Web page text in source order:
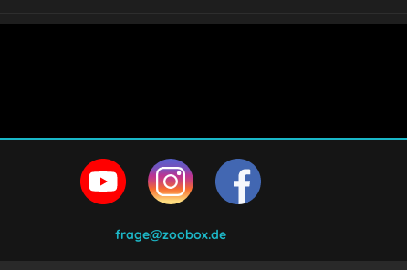
frage@zoobox.de